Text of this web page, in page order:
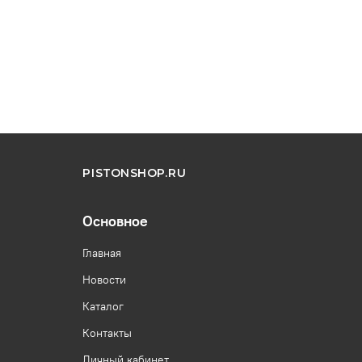
PISTONSHOP.RU
Основное
Главная
Новости
Каталог
Контакты